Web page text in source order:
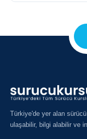
Türkiye'de yer alan
ulaşabilir, bilgi alabilir ve